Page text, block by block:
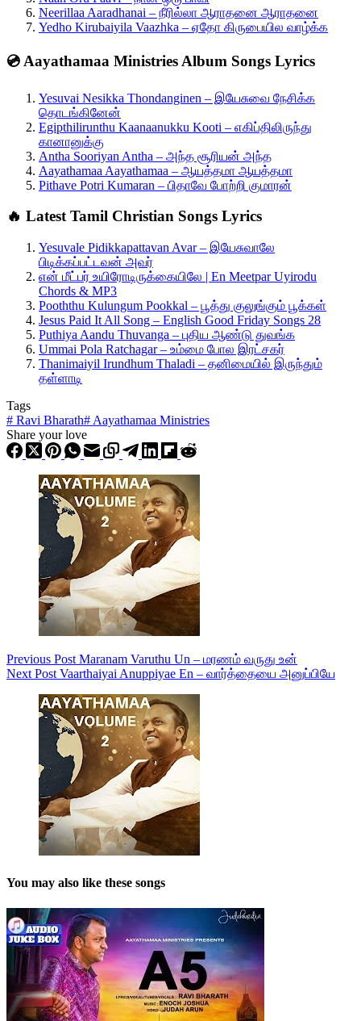
Neerillaa Aaradhanai – நீரில்லா ஆராதனை ஆராதனை
Yedho Kirubaiyila Vaazhka – ஏதோ கிருபையில வாழ்க்க
💿 Aayathamaa Ministries Album Songs Lyrics
Yesuvai Nesikka Thondanginen – இயேசுவை நேசிக்க
தொடங்கினேன்
Egipthilirunthu Kaanaanukku Kooti – எகிப்திலிருந்து
கானானுக்கு
Antha Sooriyan Antha – அந்த சூரியன் அந்த
Aayathamaa Aayathamaa – ஆயத்தமா ஆயத்தமா
Pithave Potri Kumaran – பிதாவே போற்றி குமாரன்
🔥 Latest Tamil Christian Songs Lyrics
Yesuvale Pidikkapattavan Avar – இயேசுவாலே
பிடிக்கப்பட்டவன் அவர்
என் மீட்பர் உயிரோடிருக்கையிலே | En Meetpar Uyirodu
Chords & MP3
Pooththu Kulungum Pookkal – பூத்து குலுங்கும் பூக்கள்
Jesus Paid It All Song – English Good Friday Songs 28
Puthiya Aandu Thuvanga – புதிய ஆண்டு துவங்க
Ummai Pola Ratchagar – உம்மை போல இரட்சகர்
Thanimaiyil Irundhum Thaladi – தனிமையில் இருந்தும்
தள்ளாடி
Tags
# Ravi Bharath# Aayathamaa Ministries
Share your love
Previous Post Maranam Varuthu Un – மரணம் வருது உன்
Next Post Vaarthaiyai Anuppiyae En – வார்த்தையை அனுப்பியே
You may also like these songs